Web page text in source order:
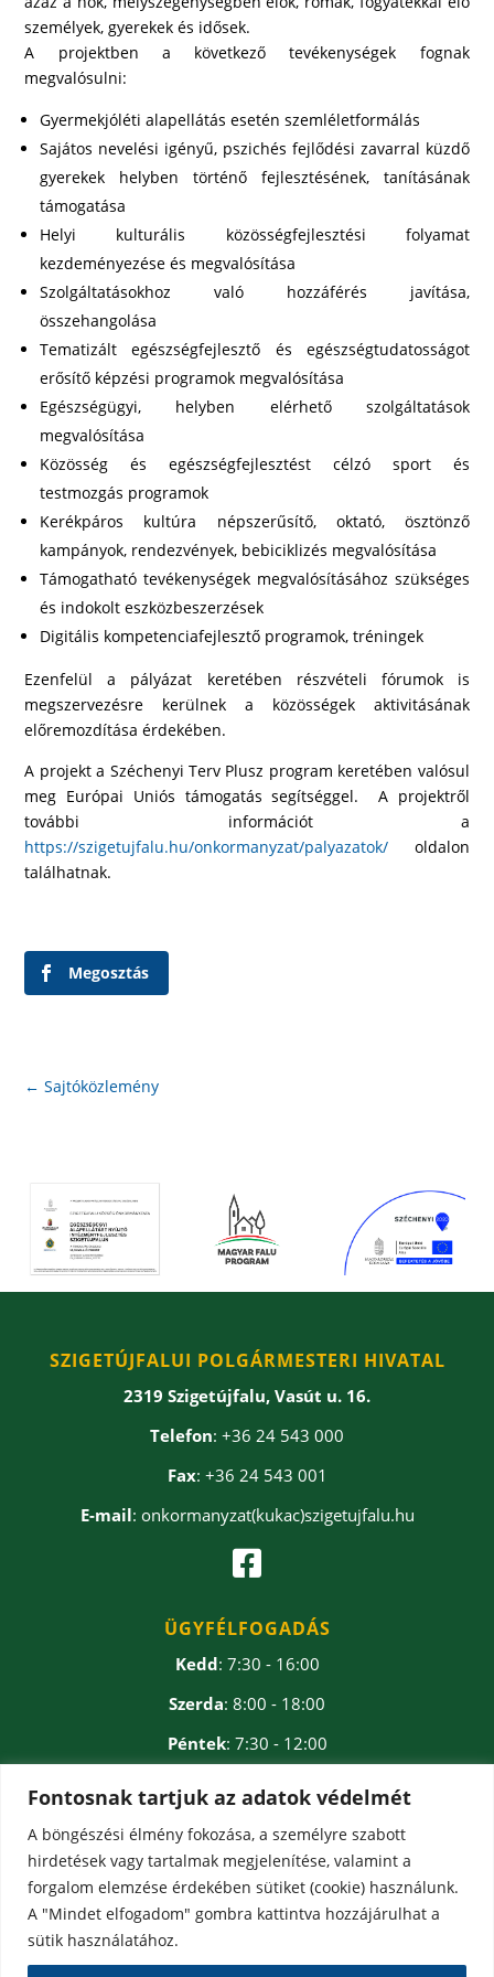
Fontosnak tartjuk az adatok védelmét
A böngészési élmény fokozása, a személyre szabott
hirdetések vagy tartalmak megjelenítése, valamint a
forgalom elemzése érdekében sütiket (cookie) használunk.
A "Mindet elfogadom" gombra kattintva hozzájárulhat a
sütik használatához.
személyek, gyerekek és idősek.
A projektben a következő tevékenységek fognak
megvalósulni:
Gyermekjóléti alapellátás esetén szemléletformálás
Sajátos nevelési igényű, pszichés fejlődési zavarral küzdő
gyerekek helyben történő fejlesztésének, tanításának
támogatása
Helyi kulturális közösségfejlesztési folyamat
kezdeményezése és megvalósítása
Szolgáltatásokhoz való hozzáférés javítása,
összehangolása
Tematizált egészségfejlesztő és egészségtudatosságot
erősítő képzési programok megvalósítása
Egészségügyi, helyben elérhető szolgáltatások
megvalósítása
Közösség és egészségfejlesztést célzó sport és
testmozgás programok
Kerékpáros kultúra népszerűsítő, oktató, ösztönző
kampányok, rendezvények, bebiciklizés megvalósítása
Támogatható tevékenységek megvalósításához szükséges
és indokolt eszközbeszerzések
Digitális kompetenciafejlesztő programok, tréningek
Ezenfelül a pályázat keretében részvételi fórumok is
megszervezésre kerülnek a közösségek aktivitásának
előremozdítása érdekében.
A projekt a Széchenyi Terv Plusz program keretében valósul
meg Európai Uniós támogatás segítséggel. A projektről
további információt a
https://szigetujfalu.hu/onkormanyzat/palyazatok/ oldalon
találhatnak.
Megosztás
←Sajtóközlemény
SZIGETÚJFALUI POLGÁRMESTERI HIVATAL
2319 Szigetújfalu, Vasút u. 16.
Telefon: +36 24 543 000
Fax: +36 24 543 001
E-mail: onkormanyzat(kukac)szigetujfalu.hu

ÜGYFÉLFOGADÁS
Kedd: 7:30 - 16:00
Szerda: 8:00 - 18:00
Péntek: 7:30 - 12:00